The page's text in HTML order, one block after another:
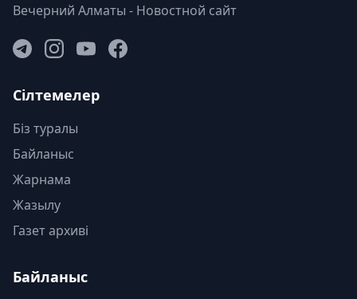
Вечерний Алматы - Новостной сайт
Сілтемелер
Біз туралы
Байланыс
Жарнама
Жазылу
Газет архиві
Байланыс